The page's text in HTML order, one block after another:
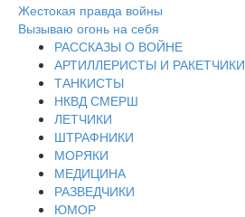
Жестокая правда войны
Вызываю огонь на себя
РАССКАЗЫ О ВОЙНЕ
АРТИЛЛЕРИСТЫ И РАКЕТЧИКИ
ТАНКИСТЫ
НКВД СМЕРШ
ЛЕТЧИКИ
ШТРАФНИКИ
МОРЯКИ
МЕДИЦИНА
РАЗВЕДЧИКИ
ЮМОР